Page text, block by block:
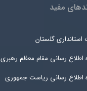
مفید
گلستان
اطلاع رسانی مقام معظم رهبری
اطلاع رسانی ریاست جمهوری